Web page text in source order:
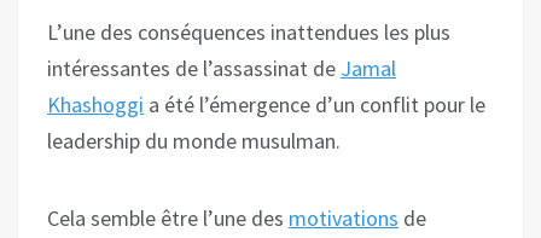
L’une des conséquences inattendues les plus
intéressantes de l’assassinat de Jamal
Khashoggi a été l’émergence d’un conflit pour le
leadership du monde musulman.
Cela semble être l’une des motivations de